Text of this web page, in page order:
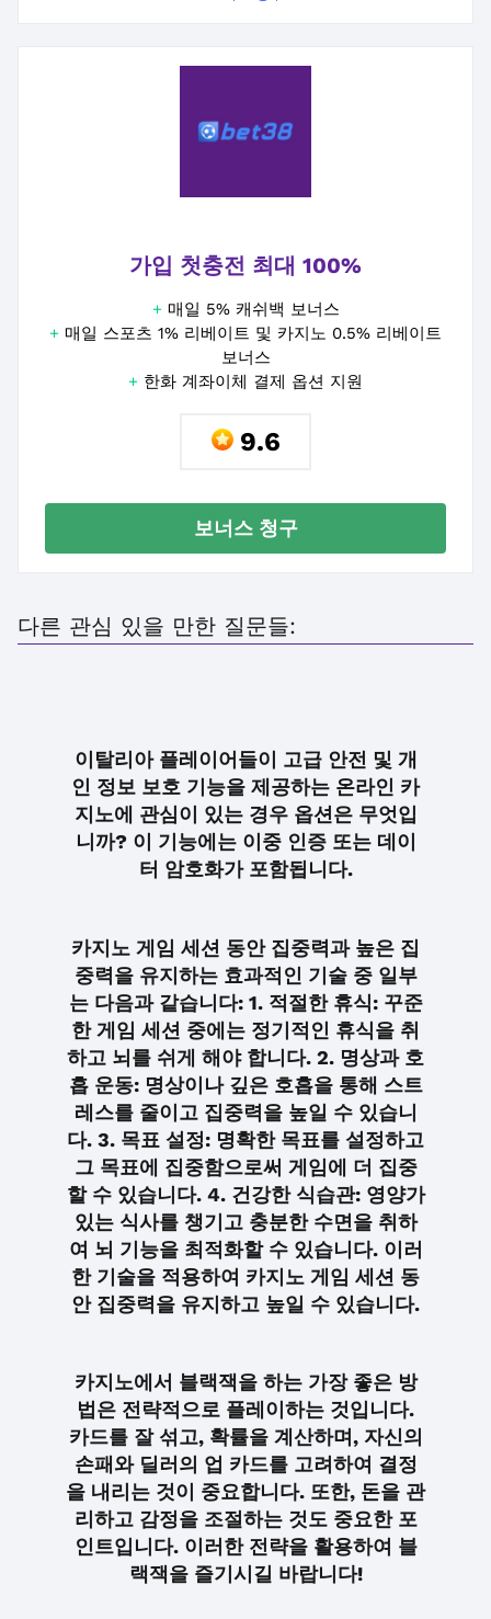
가입 첫충전 최대 100%
+ 매일 5% 캐쉬백 보너스
+ 매일 스포츠 1% 리베이트 및 카지노 0.5% 리베이트
보너스
+ 한화 계좌이체 결제 옵션 지원
9.6
보너스 청구
다른 관심 있을 만한 질문들:
이탈리아 플레이어들이 고급 안전 및 개
인 정보 보호 기능을 제공하는 온라인 카
지노에 관심이 있는 경우 옵션은 무엇입
니까? 이 기능에는 이중 인증 또는 데이
터 암호화가 포함됩니다.
카지노 게임 세션 동안 집중력과 높은 집
중력을 유지하는 효과적인 기술 중 일부
는 다음과 같습니다: 1. 적절한 휴식: 꾸준
한 게임 세션 중에는 정기적인 휴식을 취
하고 뇌를 쉬게 해야 합니다. 2. 명상과 호
흡 운동: 명상이나 깊은 호흡을 통해 스트
레스를 줄이고 집중력을 높일 수 있습니
다. 3. 목표 설정: 명확한 목표를 설정하고
그 목표에 집중함으로써 게임에 더 집중
할 수 있습니다. 4. 건강한 식습관: 영양가
있는 식사를 챙기고 충분한 수면을 취하
여 뇌 기능을 최적화할 수 있습니다. 이러
한 기술을 적용하여 카지노 게임 세션 동
안 집중력을 유지하고 높일 수 있습니다.
카지노에서 블랙잭을 하는 가장 좋은 방
법은 전략적으로 플레이하는 것입니다.
카드를 잘 섞고, 확률을 계산하며, 자신의
손패와 딜러의 업 카드를 고려하여 결정
을 내리는 것이 중요합니다. 또한, 돈을 관
리하고 감정을 조절하는 것도 중요한 포
인트입니다. 이러한 전략을 활용하여 블
랙잭을 즐기시길 바랍니다!